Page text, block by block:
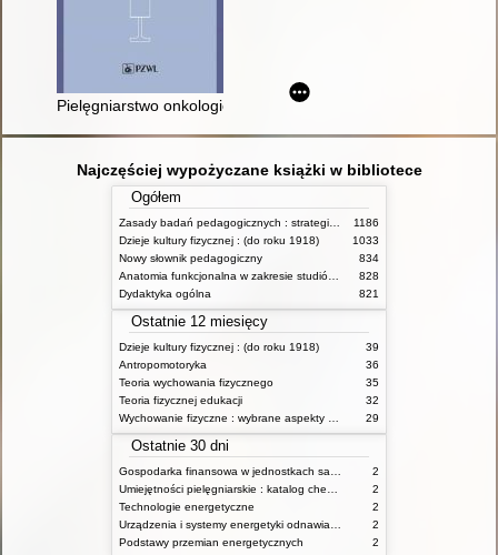
Pielęgniarstwo onkologiczne
Najczęściej wypożyczane książki w bibliotece
Ogółem
1186
Dzieje kultury fizycznej : (do roku 1918)
1033
Nowy słownik pedagogiczny
834
828
Dydaktyka ogólna
821
Ostatnie 12 miesięcy
Dzieje kultury fizycznej : (do roku 1918)
39
Antropomotoryka
36
Teoria wychowania fizycznego
35
Teoria fizycznej edukacji
32
29
Ostatnie 30 dni
2
2
Technologie energetyczne
2
2
Podstawy przemian energetycznych
2